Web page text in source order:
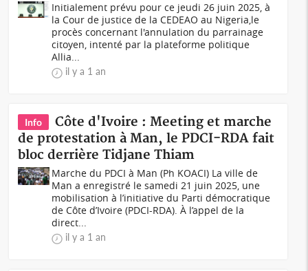
Initialement prévu pour ce jeudi 26 juin 2025, à
la Cour de justice de la CEDEAO au Nigeria,le
procès concernant l'annulation du parrainage
citoyen, intenté par la plateforme politique
Allia...
il y a 1 an
Info
Côte d'Ivoire : Meeting et marche
de protestation à Man, le PDCI-RDA fait
bloc derrière Tidjane Thiam
Marche du PDCI à Man (Ph KOACI) La ville de
Man a enregistré le samedi 21 juin 2025, une
mobilisation à l’initiative du Parti démocratique
de Côte d’Ivoire (PDCI-RDA). À l’appel de la
direct...
il y a 1 an